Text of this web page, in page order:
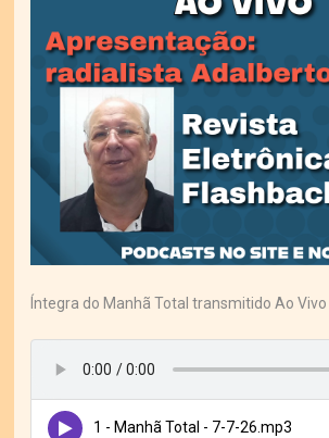
Íntegra do Manhã Total transmitido Ao Vivo
1 - Manhã Total - 7-7-26.mp3